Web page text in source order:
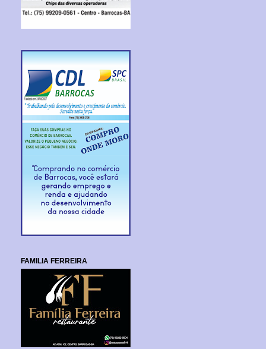
FAMILIA FERREIRA